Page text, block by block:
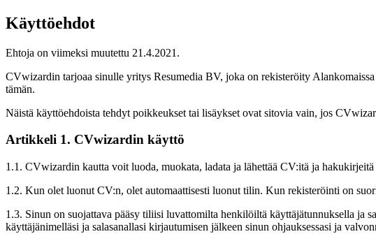
Käyttöehdot
Ehtoja on viimeksi muutettu 21.4.2021.
CVwizardin tarjoaa sinulle yritys Resumedia BV, joka on rekisteröity
tämän.
Näistä käyttöehdoista tehdyt poikkeukset tai lisäykset ovat sitovia vain, jos
Artikkeli 1. CVwizardin käyttö
1.1. CVwizardin kautta voit luoda, muokata, ladata ja lähettää CV:itä ja
1.2. Kun olet luonut CV:n, olet automaattisesti luonut tilin. Kun rekisteröinti on
1.3. Sinun on suojattava pääsy tiliisi luvattomilta henkilöiltä käyttäjätunnuksella ja
käyttäjänimelläsi ja salasanallasi kirjautumisen jälkeen sinun ohjauksessasi ja